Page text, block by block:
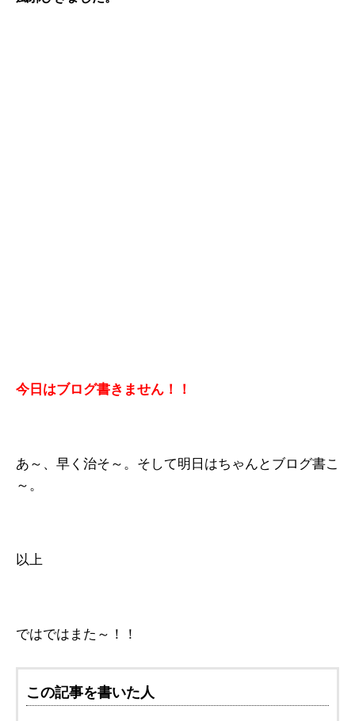
今日はブログ書きません！！
あ～、早く治そ～。そして明日はちゃんとブログ書こ
～。
以上
ではではまた～！！
この記事を書いた人